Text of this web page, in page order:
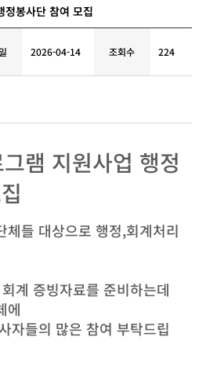
봉사단 참여 모집
2026-04-14 조회수 224
램 지원사업 행정
체들 대상으로 행정,회계처리
계 증빙자료를 준비하는데
에
자들의 많은 참여 부탁드립